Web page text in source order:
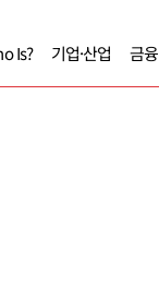
Is? 기업·산업 금융